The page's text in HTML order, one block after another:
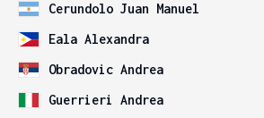
Cerundolo Juan Manuel
Eala Alexandra
Obradovic Andrea
Guerrieri Andrea